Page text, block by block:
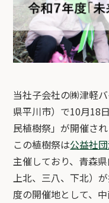
当社子会社の㈱津軽
県平川市）で10月18
民植樹祭」が開催され
この植樹祭は公益社
主催しており、青森
上北、三八、下北）
度の開催地として、